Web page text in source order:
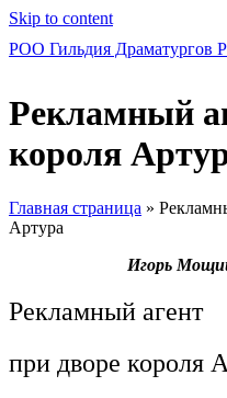
Skip to content
РОО Гильдия Драматургов
Рекламный
короля
Главная страница »
Артура
Игорь
Рекламный агент
при дворе короля